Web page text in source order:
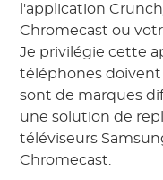
l'application
Chromecast ou
Je privilégie cette
téléphones
sont de marques
une solution de
téléviseurs
Chromecast.